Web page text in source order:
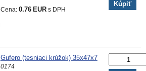
Cena: 0.76 EURs DPH
Kúpiť
Gufero (tesniaci krúžok) 35x47x7
0174